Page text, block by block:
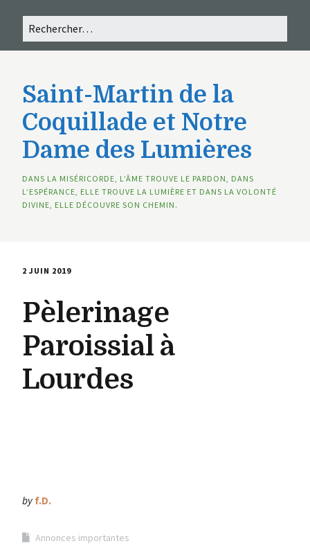
Saint-Martin de la
Coquillade et Notre
Dame des Lumières
DANS LA MISÉRICORDE, L’ÂME TROUVE LE PARDON, DANS
L’ESPÉRANCE, ELLE TROUVE LA LUMIÈRE ET DANS LA VOLONTÉ
DIVINE, ELLE DÉCOUVRE SON CHEMIN.
2 JUIN 2019
Pèlerinage
Paroissial à
Lourdes
by f.D.
Annonces importantes